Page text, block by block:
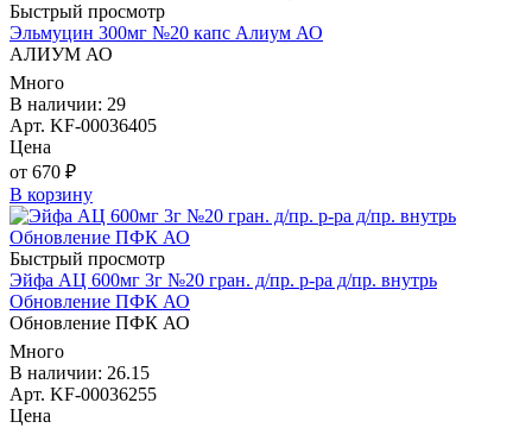
Быстрый просмотр
Эльмуцин 300мг №20 капс Алиум АО
АЛИУМ АО
Много
В наличии: 29
Арт. KF-00036405
Цена
от 670 ₽
В корзину
Быстрый просмотр
Эйфа АЦ 600мг 3г №20 гран. д/пр. р-ра д/пр. внутрь
Обновление ПФК АО
Обновление ПФК АО
Много
В наличии: 26.15
Арт. KF-00036255
Цена